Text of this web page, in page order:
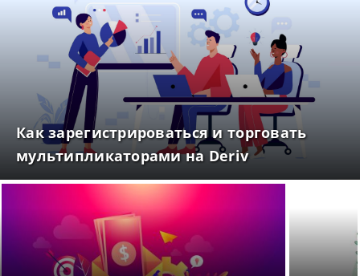
Как зарегистрироваться и торговать
мультипликаторами на Deriv